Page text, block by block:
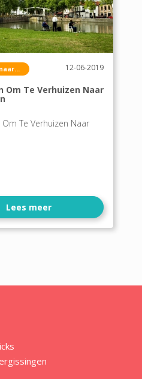
12-06-2019
Om Te Verhuizen Naar
Te Verhuizen Naar
Lees meer